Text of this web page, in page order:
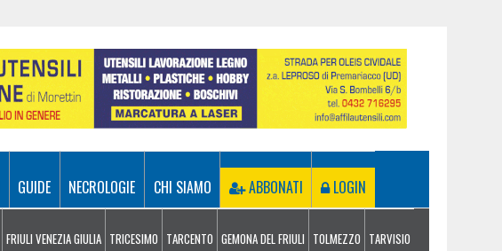
GUIDE NECROLOGIE CHI SIAMO ABBONATI LOGIN
FRIULI VENEZIA GIULIA TRICESIMO TARCENTO GEMONA DEL FRIULI TOLMEZZO TARVISIO